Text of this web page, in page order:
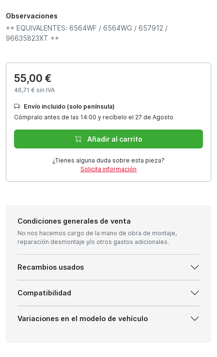
Observaciones
++ EQUIVALENTES: 6564WF / 6564WG / 657912 /
96635823XT ++
55,00 €
46,71 € sin IVA
Envío incluido (solo península)
Cómpralo antes de las 14:00 y recíbelo el 27 de Agosto
Añadir al carrito
¿Tienes alguna duda sobre esta pieza?
Solicita información
Condiciones generales de venta
No nos hacemos cargo de la mano de obra de montaje,
reparación desmontaje y/o otros gastos adicionales.
Recambios usados
Compatibilidad
Variaciones en el modelo de vehículo